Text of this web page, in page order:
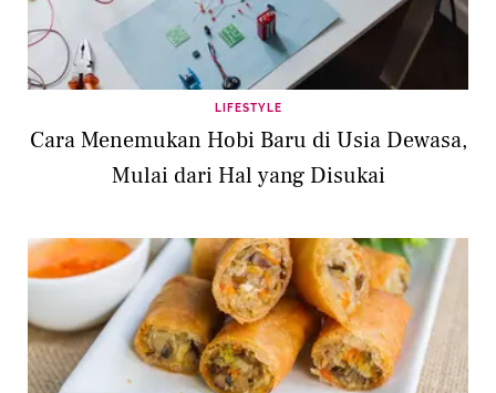
LIFESTYLE
Cara Menemukan Hobi Baru di Usia Dewasa,
Mulai dari Hal yang Disukai